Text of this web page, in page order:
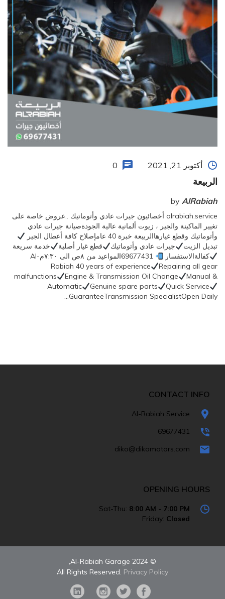
أكتوبر 21, 2021 0
الربيعة
by AlRabiah
alrabiah.service أخصائيون جيرات عادي وأتوماتيك ..عروض خاصة على
تغيير الماكينة والجير ، زيوت ألمانية عالية الجودةصيانة جيرات عادي
وأتوماتيك وقطع غيارهاالربيعة خبرة 40 عامإصلاح كافة أعطال الجير
تبديل الزيت
جيرات عادي وأتوماتيك قطع غيار أصلية
خدمة سريعة
كفالةالاستفسار
69677431المواعيد من ٨ص الى ٧:٣٠مAl-
Rabiah 40 years of experience
Repairing all gear
malfunctions
Engine & Transmission Oil Change
Manual &
Automatic
Genuine spare parts
Quick Service
GuaranteeTransmission SpecialistOpen Daily…
CONTACT INFO
Al-Rabiah Service
69677431
diko@dikomotors.com
OPENING HOURS
Sat-Thu: 8:00 AM - 7:00 PM
Friday: Closed
© 2024 Al-Rabiah Garage,
All Rights Reserved. Privacy Policy